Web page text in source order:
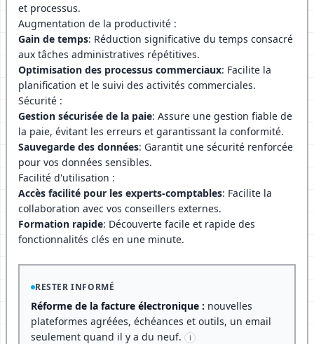
et processus.
Augmentation de la productivité :
Gain de temps: Réduction significative du temps consacré
aux tâches administratives répétitives.
Optimisation des processus commerciaux: Facilite la
planification et le suivi des activités commerciales.
Sécurité :
Gestion sécurisée de la paie: Assure une gestion fiable de
la paie, évitant les erreurs et garantissant la conformité.
Sauvegarde des données: Garantit une sécurité renforcée
pour vos données sensibles.
Facilité d'utilisation :
Accès facilité pour les experts-comptables: Facilite la
collaboration avec vos conseillers externes.
Formation rapide: Découverte facile et rapide des
fonctionnalités clés en une minute.
RESTER INFORMÉ
Réforme de la facture électronique : nouvelles
plateformes agréées, échéances et outils, un email
seulement quand il y a du neuf.
i